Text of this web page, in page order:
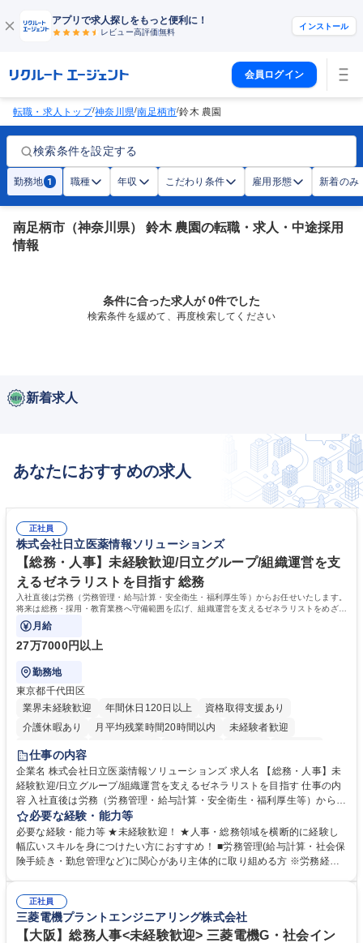
アプリで求人探しをもっと便利に！
レビュー高評価無料
インストール
会員ログイン
転職・求人トップ/神奈川県/南足柄市/鈴木 農園
検索条件を設定する
勤務地 1 職種 年収 こだわり条件 雇用形態 新着のみ
南足柄市（神奈川県） 鈴木 農園の転職・求人・中途採用
情報
条件に合った求人が 0件でした
検索条件を緩めて、再度検索してください
新着求人
あなたにおすすめの求人
正社員
株式会社日立医薬情報ソリューションズ
【総務・人事】未経験歓迎/日立グループ/組織運営を支
えるゼネラリストを目指す 総務
入社直後は労務（労務管理・給与計算・安全衛生・福利厚生等）からお任せいたします。
将来は総務・採用・教育業務へ守備範囲を広げ、組織運営を支えるゼネラリストをめざせ
ます。
月給
27万7000円以上
勤務地
東京都千代田区
業界未経験歓迎
年間休日120日以上
資格取得支援あり
介護休暇あり
月平均残業時間20時間以内
未経験者歓迎
住宅手当あり
育休あり
完全週休2日制 交通費支給 土日祝休み 寮・社宅あり
仕事の内容
企業名 株式会社日立医薬情報ソリューションズ 求人名 【総務・人事】未
経験歓迎/日立グループ/組織運営を支えるゼネラリストを目指す 仕事の内
容 入社直後は労務（労務管理・給与計算・安全衛生・福利厚生等）からお
任せいたします。将来は総務・採用・教育業務へ守備範囲を広げ、組織運
営を支えるゼネラリストをめざせます。 ・初期業務：労働時間管理、給与
計算、社会保険対応、福利厚生管理、安全衛生、健康経営推進等をお任せ
します。ご経験に応じて、休職者管理など、幅広く経験を積んでいただき
幅広く経験を積みたい意欲がある方に最適な環境です。 募集職種 【総
務・人事】未経験歓迎/日立グループ/組織運営を支えるゼネラリストを目
指す
必要な経験・能力等
必要な経験・能力等 ★未経験歓迎！ ★人事・総務領域を横断的に経験し
幅広いスキルを身につけたい方におすすめ！ ■労務管理(給与計算・社会保
険手続き・勤怠管理など)に関心があり主体的に取り組める方 ※労務経験
のご経験 ■労務管理（給与計算・社会保険手続き・勤怠管理など）の経験
■衛生管理者の資格をお持ちの方 学歴・資格 学歴：大学院 大学 高専 短大
専修学校 高校 語学力： 資格：
正社員
三菱電機プラントエンジニアリング株式会社
【大阪】総務人事<未経験歓迎> 三菱電機G・社会イン